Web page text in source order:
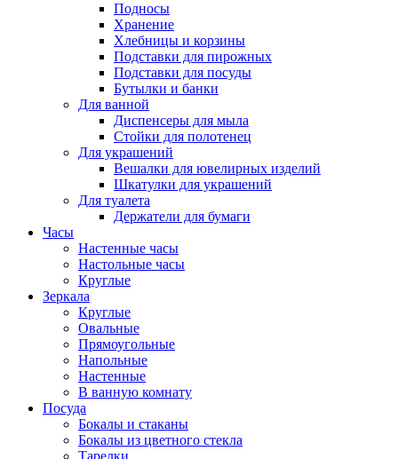
Подносы
Хранение
Хлебницы и корзины
Подставки для пирожных
Подставки для посуды
Бутылки и банки
Для ванной
Диспенсеры для мыла
Стойки для полотенец
Для украшений
Вешалки для ювелирных изделий
Шкатулки для украшений
Для туалета
Держатели для бумаги
Часы
Настенные часы
Настольные часы
Круглые
Зеркала
Круглые
Овальные
Прямоугольные
Напольные
Настенные
В ванную комнату
Посуда
Бокалы и стаканы
Бокалы из цветного стекла
Тарелки